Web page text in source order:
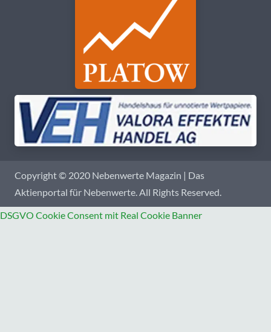
Copyright © 2020 Nebenwerte Magazin | Das
Aktienportal für Nebenwerte. All Rights Reserved.
DSGVO Cookie Consent mit Real Cookie Banner